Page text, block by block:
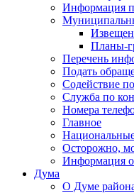
Планы-
Перечень
Подать
Содействие
Служба по
Номера
Главное
Осторожно,
Информация
Дума
О Думе